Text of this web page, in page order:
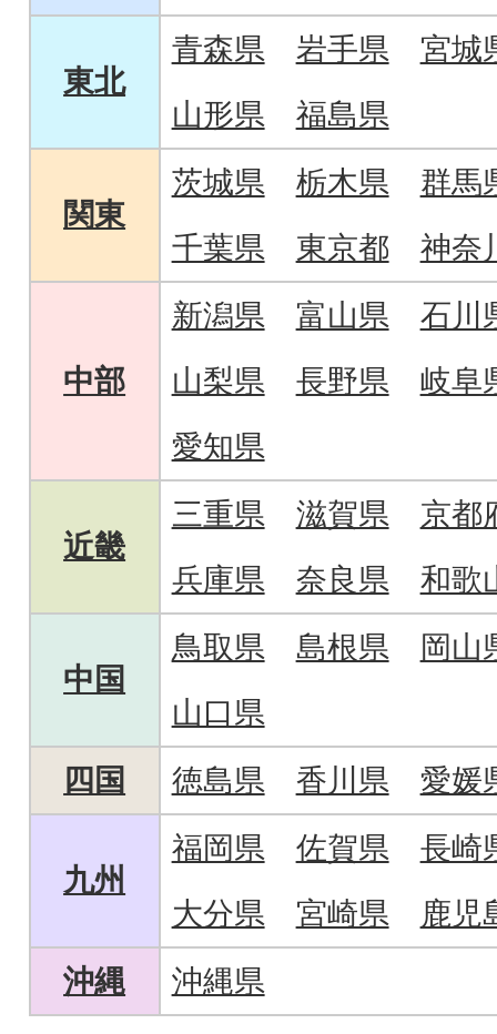
東北
青森県 岩手県
宮城
山形県
福島県
関東
茨城県 栃木県
群馬
千葉県
東京都 神奈
中部
新潟県 富山県
石川
山梨県
長野県
岐阜
愛知県
近畿
三重県 滋賀県
京都
兵庫県
奈良県 和歌
中国
鳥取県 島根県
岡山
山口県
四国
徳島県 香川県 愛媛
九州
福岡県 佐賀県
長崎
大分県
宮崎県
鹿児
沖縄
沖縄県